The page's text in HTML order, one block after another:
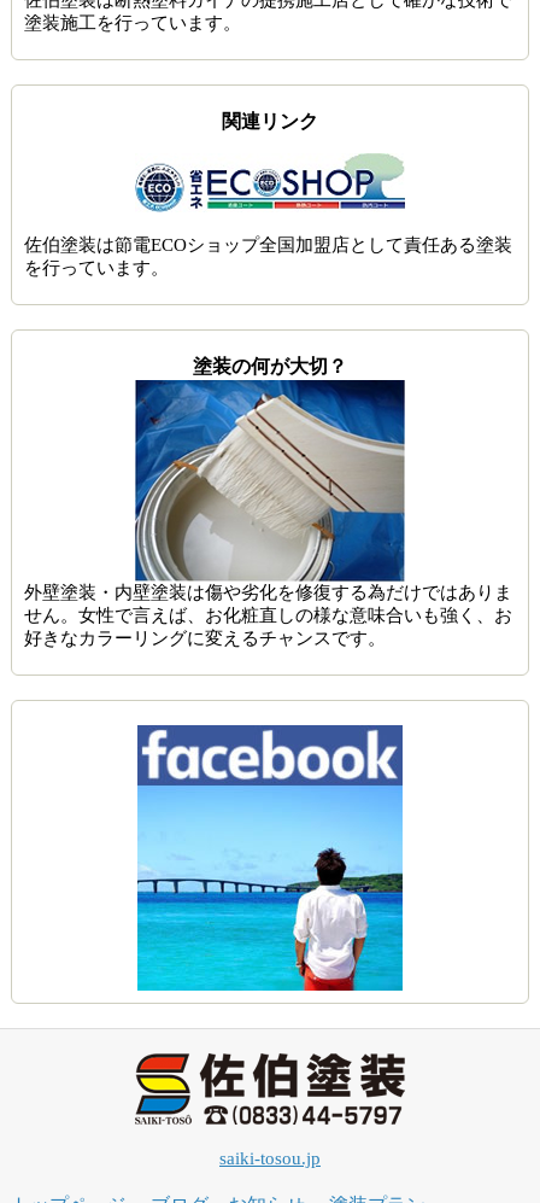
塗装施工を行っています。
関連リンク
佐伯塗装は節電ECOショップ全国加盟店として責任ある塗装
を行っています。
塗装の何が大切？
外壁塗装・内壁塗装は傷や劣化を修復する為だけではありま
せん。女性で言えば、お化粧直しの様な意味合いも強く、お
好きなカラーリングに変えるチャンスです。
saiki-tosou.jp